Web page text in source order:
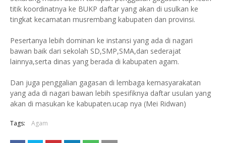
titik koordinatnya ke BUKP daftar yang akan di usulkan ke
tingkat kecamatan musrembang kabupaten dan provinsi.
Pesertanya lebih dominan ke instansi yang ada di nagari
bawan baik dari sekolah SD,SMP,SMA,dan sederajat
lainnya,serta dinas yang berada di kabupaten agam.
Dan juga penggalian gagasan di lembaga kemasyarakatan
yang ada di nagari bawan lebih spesifiknya daftar usulan yang
akan di masukan ke kabupaten.ucap nya (Mei Ridwan)
Tags: Agam